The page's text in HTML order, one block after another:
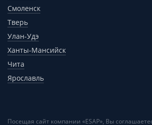
Смоленск
Тверь
Улан-Удэ
Ханты-Мансийск
Чита
Ярославль
Посещая сайт компании «ESAP», Вы